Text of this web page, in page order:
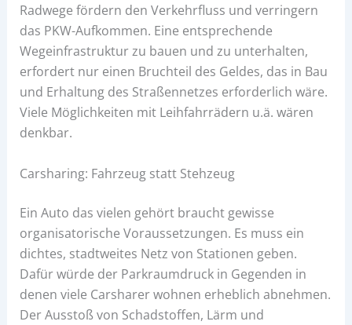
Radwege fördern den Verkehrfluss und verringern
das PKW-Aufkommen. Eine entsprechende
Wegeinfrastruktur zu bauen und zu unterhalten,
erfordert nur einen Bruchteil des Geldes, das in Bau
und Erhaltung des Straßennetzes erforderlich wäre.
Viele Möglichkeiten mit Leihfahrrädern u.ä. wären
denkbar.
Carsharing: Fahrzeug statt Stehzeug
Ein Auto das vielen gehört braucht gewisse
organisatorische Voraussetzungen. Es muss ein
dichtes, stadtweites Netz von Stationen geben.
Dafür würde der Parkraumdruck in Gegenden in
denen viele Carsharer wohnen erheblich abnehmen.
Der Ausstoß von Schadstoffen, Lärm und